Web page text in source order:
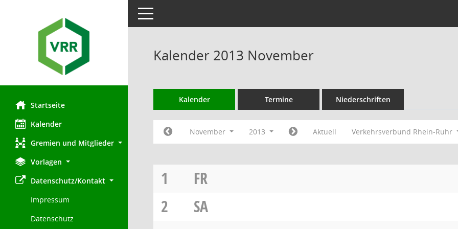
Startseite
Kalender
Gremien und Mitglieder
Vorlagen
Datenschutz/Kontakt
Impressum
Datenschutz
Toggle navigation
Kalender 2013 November
Kalender Termine Niederschriften
November 2013 Aktuell Verkehrsverbund Rhein-Ruhr
1
FR
2
SA